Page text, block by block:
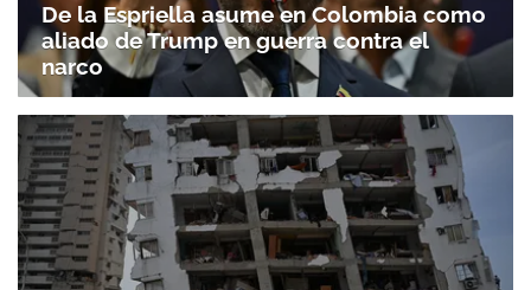
De la Espriella asume en Colombia como
aliado de Trump en guerra contra el
narco